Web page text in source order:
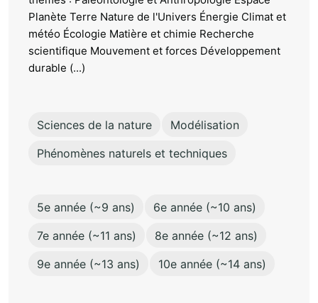
Planète Terre Nature de l'Univers Énergie Climat et
météo Écologie Matière et chimie Recherche
scientifique Mouvement et forces Développement
durable (...)
Sciences de la nature
Modélisation
Phénomènes naturels et techniques
5e année (~9 ans)
6e année (~10 ans)
7e année (~11 ans)
8e année (~12 ans)
9e année (~13 ans)
10e année (~14 ans)